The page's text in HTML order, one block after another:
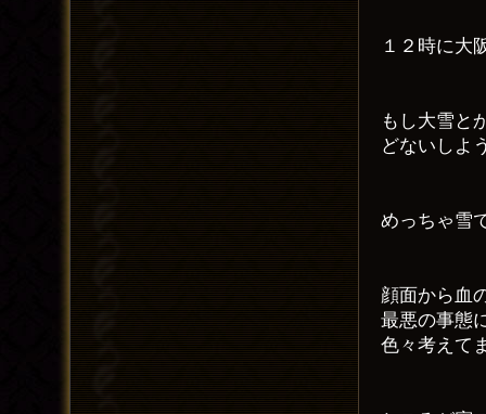
１２時に大
もし大雪と
どないしよ
めっちゃ雪
顔面から血
最悪の事態
色々考えて